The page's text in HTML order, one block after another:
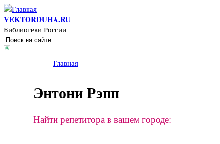
Перейти к основному содержанию
VEKTORDUHA.RU
Библиотеки России
Форма поиска
Поиск
Вы здесьГлавная
Энтони Рэпп
Найти репетитора в вашем городе: